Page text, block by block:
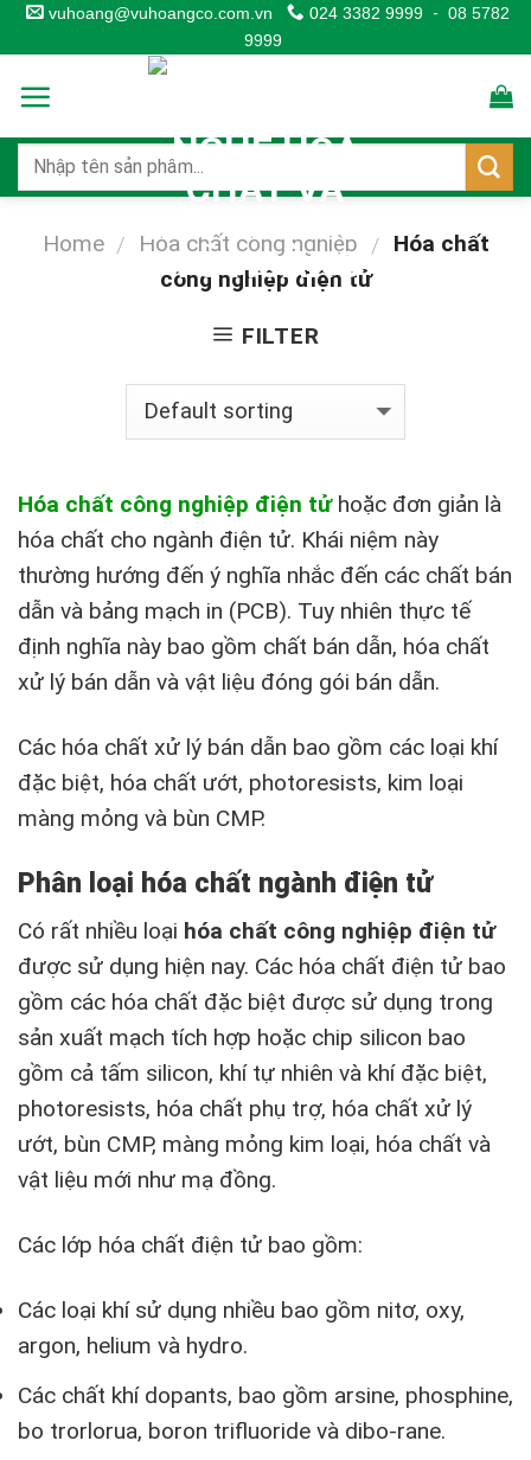
Skip
to
content
vuhoang@vuhoangco.com.vn 024 3382 9999 - 08 5782
9999
Home / Hóa chất công nghiệp / Hóa chất
công nghiệp điện tử
FILTER
Hóa chất công nghiệp điện tửhoặc đơn giản là
hóa chất cho ngành điện tử. Khái niệm này
thường hướng đến ý nghĩa nhắc đến các chất bán
dẫn và bảng mạch in (PCB). Tuy nhiên thực tế
định nghĩa này bao gồm chất bán dẫn, hóa chất
xử lý bán dẫn và vật liệu đóng gói bán dẫn.
Các hóa chất xử lý bán dẫn bao gồm các loại khí
đặc biệt, hóa chất ướt, photoresists, kim loại
màng mỏng và bùn CMP.
Phân loại hóa chất ngành điện tử
Có rất nhiều loại hóa chất công nghiệp điện tử
được sử dụng hiện nay. Các hóa chất điện tử bao
gồm các hóa chất đặc biệt được sử dụng trong
sản xuất mạch tích hợp hoặc chip silicon bao
gồm cả tấm silicon, khí tự nhiên và khí đặc biệt,
photoresists, hóa chất phụ trợ, hóa chất xử lý
ướt, bùn CMP, màng mỏng kim loại, hóa chất và
vật liệu mới như mạ đồng.
Các lớp hóa chất điện tử bao gồm:
Các loại khí sử dụng nhiều bao gồm nitơ, oxy,
argon, helium và hydro.
Các chất khí dopants, bao gồm arsine, phosphine,
bo trorlorua, boron trifluoride và dibo-rane.